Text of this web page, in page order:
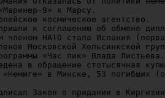
9» к Марсу.
космическое агентство.
к соглашению об обмене
членом НАТО стала Испания
Московской Хельсинкской
«Час пик» Влада
в обращение стотысячная
в Минске, 53 погибших
Закон о придании в